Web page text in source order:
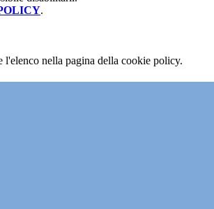
.
l'elenco nella pagina della cookie policy.